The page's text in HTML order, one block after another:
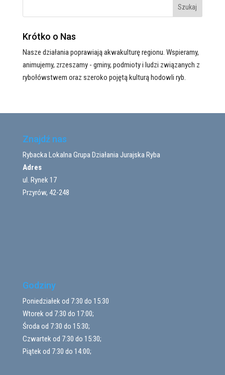
Krótko o Nas
Nasze działania poprawiają akwakulturę regionu. Wspieramy,
animujemy, zrzeszamy - gminy, podmioty i ludzi związanych z
rybołówstwem oraz szeroko pojętą kulturą hodowli ryb.
Znajdź nas
Rybacka Lokalna Grupa Działania Jurajska Ryba
Adres
ul. Rynek 17
Przyrów, 42-248
Godziny
Poniedziałek od 7:30 do 15:30
Wtorek od 7:30 do 17:00;
Środa od 7:30 do 15:30;
Czwartek od 7:30 do 15:30;
Piątek od 7:30 do 14:00;